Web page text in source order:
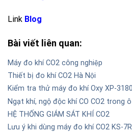
Link Blog
Bài viết liên quan:
Máy đo khí CO2 công nghiệp
Thiết bị đo khí CO2 Hà Nội
Kiểm tra thử máy đo khí Oxy XP-
Ngạt khí, ngộ độc khí CO CO2 trong
HỆ THỐNG GIÁM SÁT KHÍ CO2
Lưu ý khi dùng máy đo khí CO2 KS-